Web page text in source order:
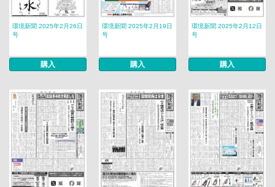
環境新聞 2025年2月26日
号
購入
環境新聞 2025年2月19日
号
購入
環境新聞 2025年2月12日
号
購入